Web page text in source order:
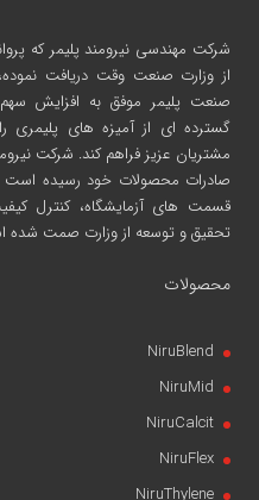
شرکت مهندسی نیرومند پلیمر
از وزارت صنعت وقت دریافت
صنعت پلیمر موفق به افزایش
گسترده ای از آمیزه های
مشتریان عزیز فراهم کند. شرکت
صادرات محصولات خود رسیده
قسمت های آزمایشگاه، کنترل
تحقیق و توسعه از وزارت صمت شده
محصولات
NiruBlend
NiruMid
NiruCalcit
NiruFlex